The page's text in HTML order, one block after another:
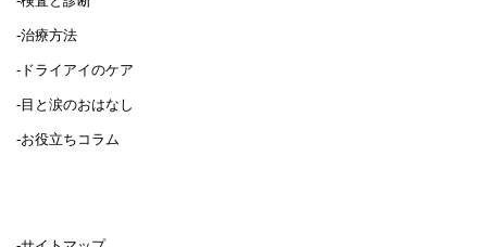
-治療方法
-ドライアイのケア
-目と涙のおはなし
-お役立ちコラム